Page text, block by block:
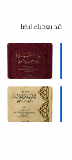
قد يعجبك ايضا